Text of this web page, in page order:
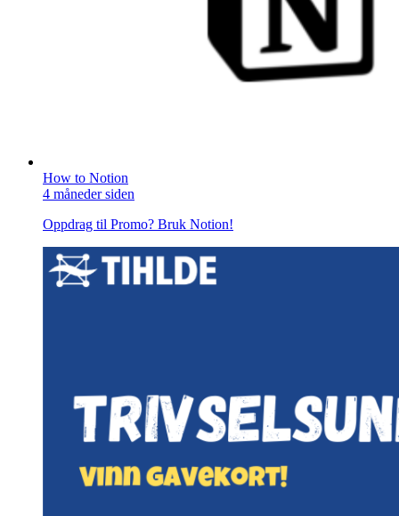
How to Notion
4 måneder siden
Oppdrag til Promo? Bruk Notion!